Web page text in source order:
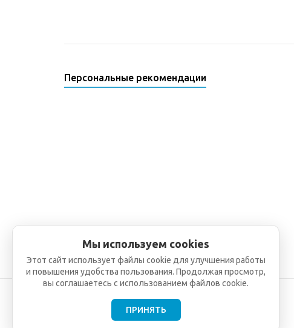
Персональные рекомендации
Мы используем cookies
Этот сайт использует файлы cookie для улучшения работы
и повышения удобства пользования. Продолжая просмотр,
вы соглашаетесь с использованием файлов cookie.
ПРИНЯТЬ